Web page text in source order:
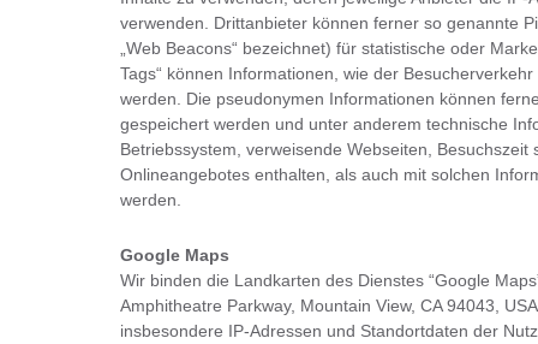
verwenden. Drittanbieter können ferner so genannte
„Web Beacons“ bezeichnet) für statistische oder
Tags“ können Informationen, wie der
werden. Die pseudonymen Informationen können
gespeichert werden und unter anderem technische
Betriebssystem, verweisende Webseiten,
Onlineangebotes enthalten, als auch mit solchen
werden.
Google Maps
Wir binden die Landkarten des Dienstes “Google
Amphitheatre Parkway, Mountain View, CA 94043,
insbesondere IP-Adressen und Standortdaten der